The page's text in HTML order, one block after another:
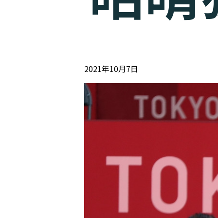
2021年10月7日